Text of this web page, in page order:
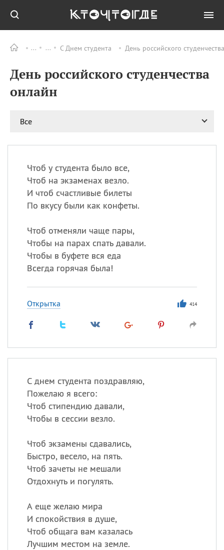
С Днем студента День российского
День российского студенчества
онлайн
Все
Чтоб у студента было все,
Чтоб на экзаменах везло.
И чтоб счастливые билеты
По вкусу были как конфеты.
Чтоб отменяли чаще пары,
Чтобы на парах спать давали.
Чтобы в буфете вся еда
Всегда горячая была!
Открытка 414
С днем студента поздравляю,
Пожелаю я всего:
Чтоб стипендию давали,
Чтобы в сессии везло.
Чтоб экзамены сдавались,
Быстро, весело, на пять.
Чтоб зачеты не мешали
Отдохнуть и погулять.
А еще желаю мира
И спокойствия в душе,
Чтоб общага вам казалась
Лучшим местом на земле.
ПРАЗДНИКИ Все
09.08 День памяти жертв
атомной
день
рисового пудинга
09.08 День Дымняшки
(Smokey Bear Day)
Сегодня празднуют именины